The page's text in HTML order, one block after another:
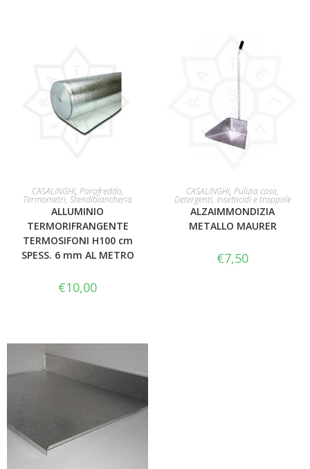
AGGIUNGI AL CARRELLO
CASALINGHI, Parafreddo,
Termometri, Stendibiancheria
ALLUMINIO
TERMORIFRANGENTE
TERMOSIFONI H100 cm
SPESS. 6 mm AL METRO
€10,00
AGGIUNGI AL CARRELLO
CASALINGHI, Pulizia casa,
Detergenti, Insetticidi e trappole
ALZAIMMONDIZIA
METALLO MAURER
€7,50